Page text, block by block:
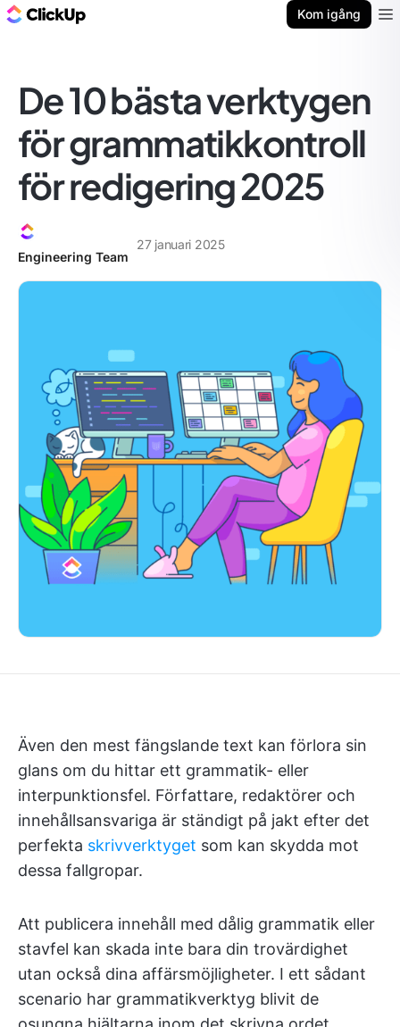
Kom igång
De 10 bästa verktygen
för grammatikkontroll
för redigering 2025
Engineering Team
27 januari 2025
Även den mest fängslande text kan förlora sin
glans om du hittar ett grammatik- eller
interpunktionsfel. Författare, redaktörer och
innehållsansvariga är ständigt på jakt efter det
perfekta skrivverktyget som kan skydda mot
dessa fallgropar.
Att publicera innehåll med dålig grammatik eller
stavfel kan skada inte bara din trovärdighet
utan också dina affärsmöjligheter. I ett sådant
scenario har grammatikverktyg blivit de